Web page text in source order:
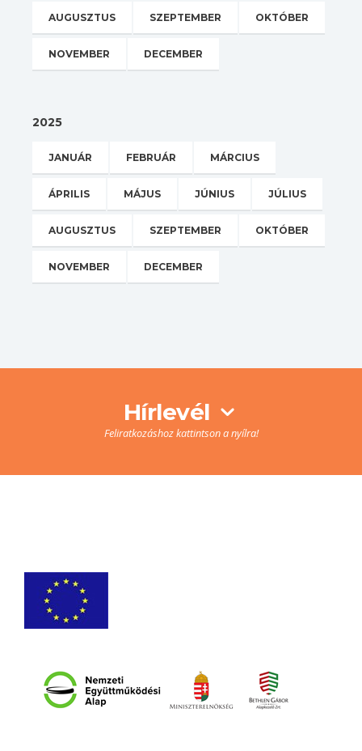
AUGUSZTUS SZEPTEMBER OKTÓBER
NOVEMBER DECEMBER
2025
JANUÁR FEBRUÁR MÁRCIUS
ÁPRILIS MÁJUS JÚNIUS JÚLIUS
AUGUSZTUS SZEPTEMBER OKTÓBER
NOVEMBER DECEMBER
Hírlevél
Feliratkozáshoz kattintson a nyílra!